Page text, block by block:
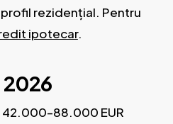
rezidențial. Pentru
ipotecar.
EUR